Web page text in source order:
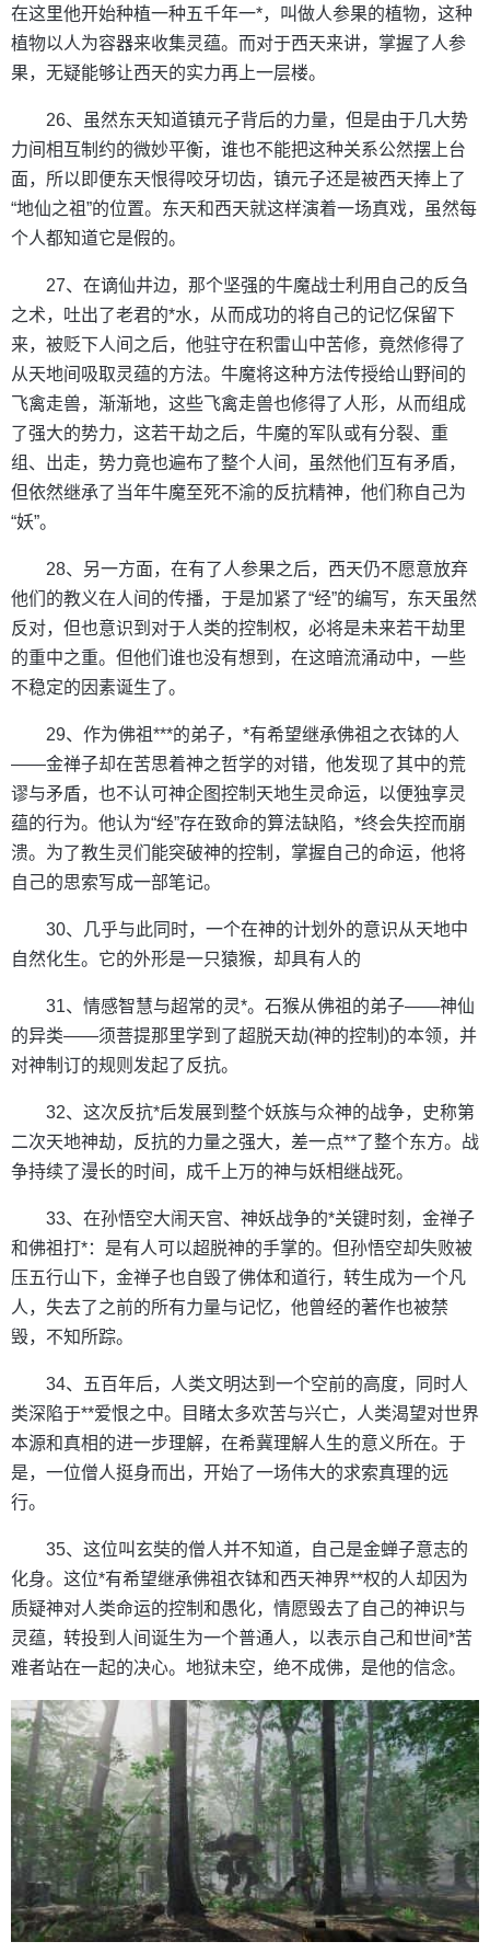
在这里他开始种植一种五千年一*，叫做人参果的植物，这种
植物以人为容器来收集灵蕴。而对于西天来讲，掌握了人参
果，无疑能够让西天的实力再上一层楼。
26、虽然东天知道镇元子背后的力量，但是由于几大势
力间相互制约的微妙平衡，谁也不能把这种关系公然摆上台
面，所以即便东天恨得咬牙切齿，镇元子还是被西天捧上了
“地仙之祖”的位置。东天和西天就这样演着一场真戏，虽然每
个人都知道它是假的。
27、在谪仙井边，那个坚强的牛魔战士利用自己的反刍
之术，吐出了老君的*水，从而成功的将自己的记忆保留下
来，被贬下人间之后，他驻守在积雷山中苦修，竟然修得了
从天地间吸取灵蕴的方法。牛魔将这种方法传授给山野间的
飞禽走兽，渐渐地，这些飞禽走兽也修得了人形，从而组成
了强大的势力，这若干劫之后，牛魔的军队或有分裂、重
组、出走，势力竟也遍布了整个人间，虽然他们互有矛盾，
但依然继承了当年牛魔至死不渝的反抗精神，他们称自己为
“妖”。
28、另一方面，在有了人参果之后，西天仍不愿意放弃
他们的教义在人间的传播，于是加紧了“经”的编写，东天虽然
反对，但也意识到对于人类的控制权，必将是未来若干劫里
的重中之重。但他们谁也没有想到，在这暗流涌动中，一些
不稳定的因素诞生了。
29、作为佛祖***的弟子，*有希望继承佛祖之衣钵的人
——金禅子却在苦思着神之哲学的对错，他发现了其中的荒
谬与矛盾，也不认可神企图控制天地生灵命运，以便独享灵
蕴的行为。他认为“经”存在致命的算法缺陷，*终会失控而崩
溃。为了教生灵们能突破神的控制，掌握自己的命运，他将
自己的思索写成一部笔记。
30、几乎与此同时，一个在神的计划外的意识从天地中
自然化生。它的外形是一只猿猴，却具有人的
31、情感智慧与超常的灵*。石猴从佛祖的弟子——神仙
的异类——须菩提那里学到了超脱天劫(神的控制)的本领，并
对神制订的规则发起了反抗。
32、这次反抗*后发展到整个妖族与众神的战争，史称第
二次天地神劫，反抗的力量之强大，差一点**了整个东方。战
争持续了漫长的时间，成千上万的神与妖相继战死。
33、在孙悟空大闹天宫、神妖战争的*关键时刻，金禅子
和佛祖打*：是有人可以超脱神的手掌的。但孙悟空却失败被
压五行山下，金禅子也自毁了佛体和道行，转生成为一个凡
人，失去了之前的所有力量与记忆，他曾经的著作也被禁
毁，不知所踪。
34、五百年后，人类文明达到一个空前的高度，同时人
类深陷于**爱恨之中。目睹太多欢苦与兴亡，人类渴望对世界
本源和真相的进一步理解，在希冀理解人生的意义所在。于
是，一位僧人挺身而出，开始了一场伟大的求索真理的远
行。
35、这位叫玄奘的僧人并不知道，自己是金蝉子意志的
化身。这位*有希望继承佛祖衣钵和西天神界**权的人却因为
质疑神对人类命运的控制和愚化，情愿毁去了自己的神识与
灵蕴，转投到人间诞生为一个普通人，以表示自己和世间*苦
难者站在一起的决心。地狱未空，绝不成佛，是他的信念。